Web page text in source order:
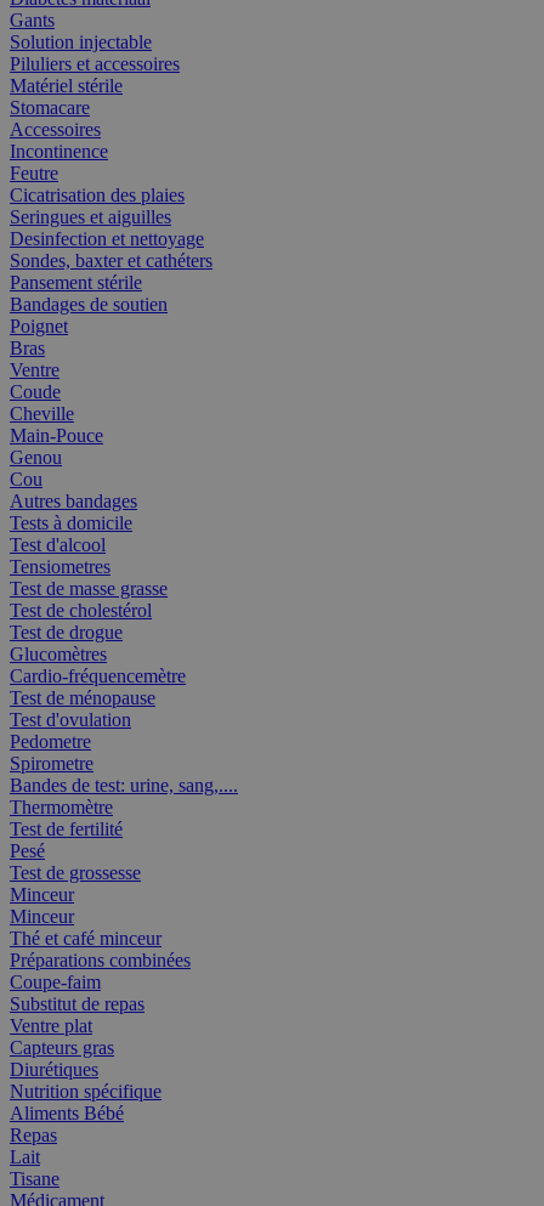
Gants
Solution injectable
Piluliers et accessoires
Matériel stérile
Stomacare
Accessoires
Incontinence
Feutre
Cicatrisation des plaies
Seringues et aiguilles
Desinfection et nettoyage
Sondes, baxter et cathéters
Pansement stérile
Bandages de soutien
Poignet
Bras
Ventre
Coude
Cheville
Main-Pouce
Genou
Cou
Autres bandages
Tests à domicile
Test d'alcool
Tensiometres
Test de masse grasse
Test de cholestérol
Test de drogue
Glucomètres
Cardio-fréquencemètre
Test de ménopause
Test d'ovulation
Pedometre
Spirometre
Bandes de test: urine, sang,....
Thermomètre
Test de fertilité
Pesé
Test de grossesse
Minceur
Minceur
Thé et café minceur
Préparations combinées
Coupe-faim
Substitut de repas
Ventre plat
Capteurs gras
Diurétiques
Nutrition spécifique
Aliments Bébé
Repas
Lait
Tisane
Médicament